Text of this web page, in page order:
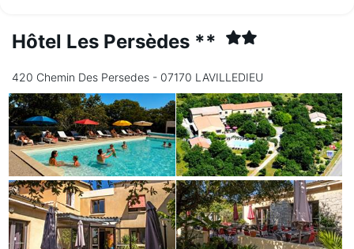
Donnerstag
ab90,00 €*
Hôtel Les Persèdes **
420 Chemin Des Persedes - 07170 LAVILLEDIEU